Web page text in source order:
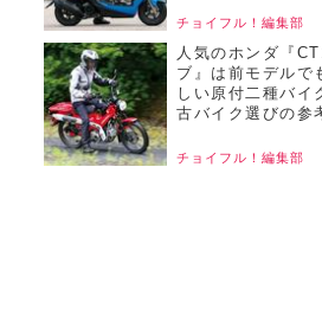
チョイフル！編集部
人気のホンダ『
ブ』は前モデルで
しい原付二種バイ
古バイク選びの参
チョイフル！編集部